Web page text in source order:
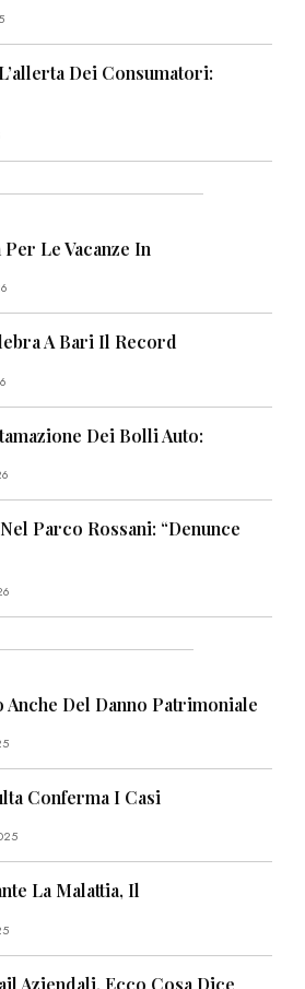
Dei Consumatori:
Le Vacanze In
A Bari Il Record
Dei Bolli Auto:
Parco Rossani: “Denunce
Del Danno Patrimoniale
Conferma I Casi
La Malattia, Il
Aziendali, Ecco Cosa Dice